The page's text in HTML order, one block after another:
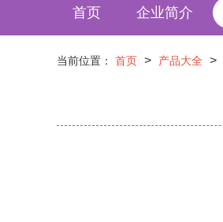
首页 企业简介
当前位置： 首页 > 产品大全 >